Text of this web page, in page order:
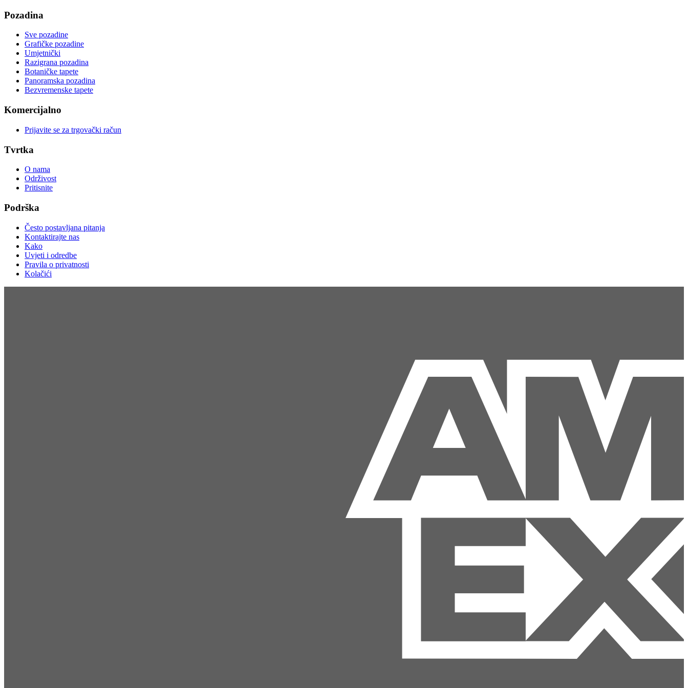
Pozadina
Sve pozadine
Grafičke pozadine
Umjetnički
Razigrana pozadina
Botaničke tapete
Panoramska pozadina
Bezvremenske tapete
Komercijalno
Prijavite se za trgovački račun
Tvrtka
O nama
Održivost
Pritisnite
Podrška
Često postavljana pitanja
Kontaktirajte nas
Kako
Uvjeti i odredbe
Pravila o privatnosti
Kolačići